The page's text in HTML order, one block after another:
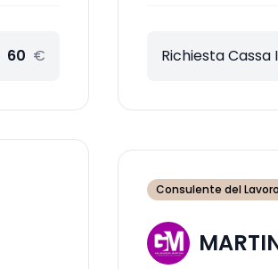
60 € Richiesta
Consulente del Lavoro